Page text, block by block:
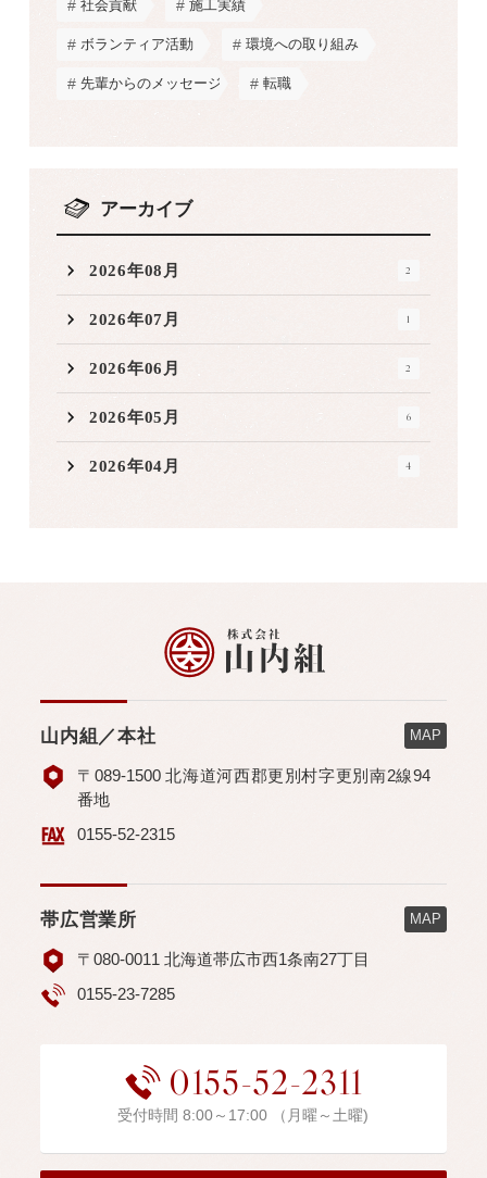
社会貢献 施工実績
ボランティア活動 環境への取り組み
先輩からのメッセージ 転職
アーカイブ
2026年08月 2
2026年07月 1
2026年06月 2
2026年05月 6
2026年04月 4
MAP
山内組／本社
〒089-1500 北海道河西郡更別村字更別南2線94
番地
0155-52-2315
MAP
帯広営業所
〒080-0011 北海道帯広市西1条南27丁目
0155-23-7285
0155-52-2311
受付時間 8:00～17:00 （月曜～土曜)